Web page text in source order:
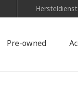
Hersteldienst
Pre-owned